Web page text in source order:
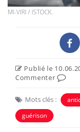
MI-VIRI / ISTOCK.
Publié le
Commenter
Mots clés :
guérison